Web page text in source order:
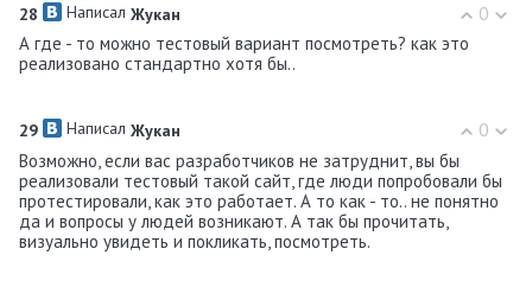
0
28 Написал Жукан
А где - то можно тестовый вариант посмотреть? как это
реализовано стандартно хотя бы..
0
29 Написал Жукан
Возможно, если вас разработчиков не затруднит, вы бы
реализовали тестовый такой сайт, где люди попробовали бы
протестировали, как это работает. А то как - то.. не понятно
да и вопросы у людей возникают. А так бы прочитать,
визуально увидеть и покликать, посмотреть.